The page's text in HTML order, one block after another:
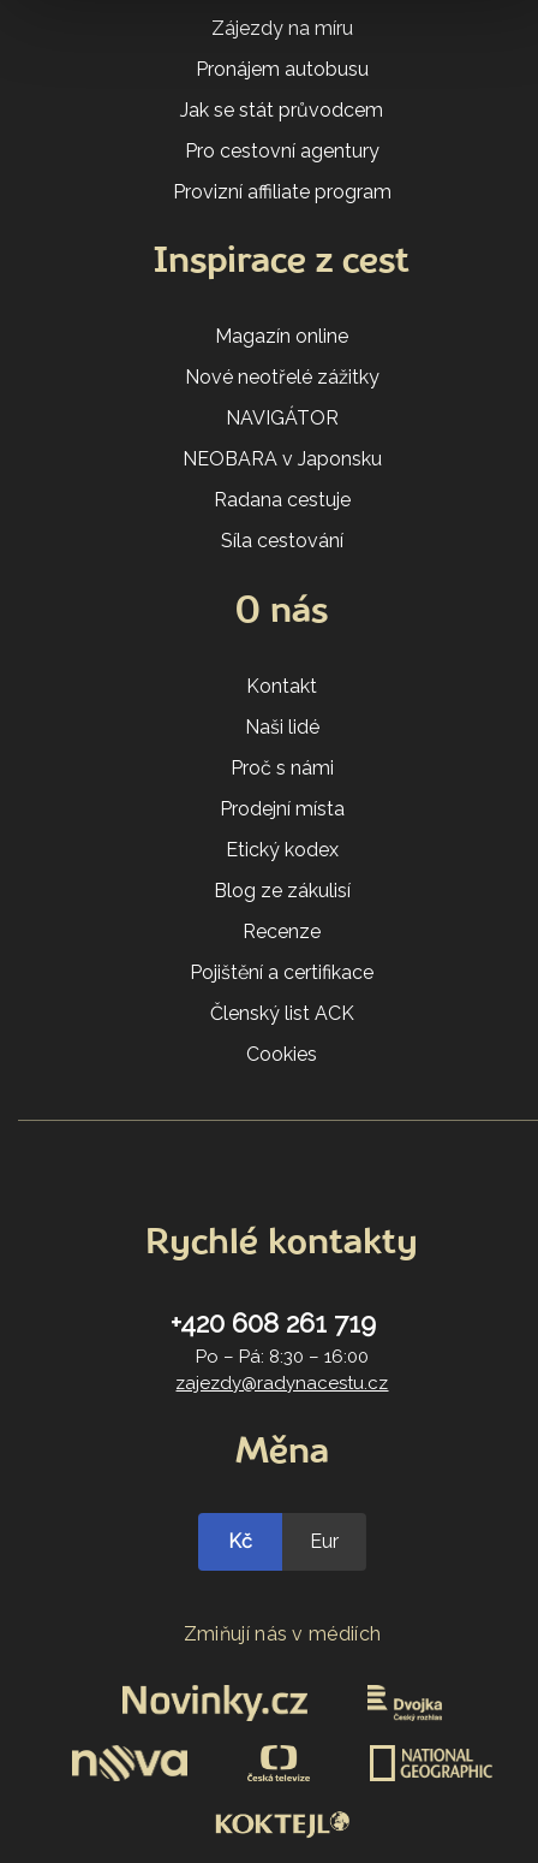
Zájezdy na míru
Pronájem autobusu
Jak se stát průvodcem
Pro cestovní agentury
Provizní affiliate program
Inspirace z cest
Magazín online
Nové neotřelé zážitky
NAVIGÁTOR
NEOBARA v Japonsku
Radana cestuje
Síla cestování
O nás
Kontakt
Naši lidé
Proč s námi
Prodejní místa
Etický kodex
Blog ze zákulisí
Recenze
Pojištění a certifikace
Členský list ACK
Cookies
Rychlé kontakty
+420 608 261 719
Po – Pá: 8:30 – 16:00
zajezdy@radynacestu.cz
Měna
Kč Eur
Zmiňují nás v médiích